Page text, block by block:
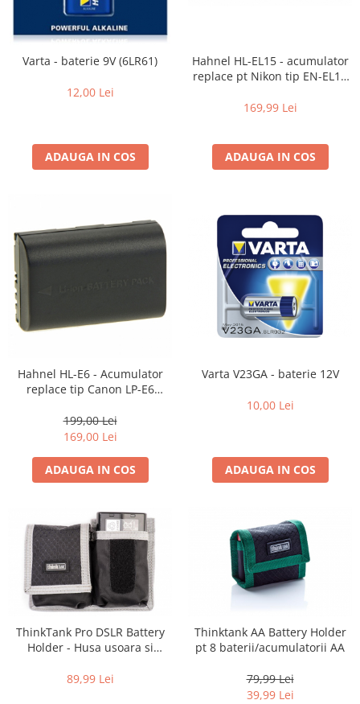
Declansatoare Radio si Infrarosu
Huse si genti pentru studio
Becuri si lampa blitz studio
Imprimante si Consumabile
Cartuse si cerneluri
Scannere Documente
Hartie foto
Filme foto si scanere film
Materiale foto alb-negru
Aparate foto unica folosinta
Chimicale developare film alb-
negru
diapozitive late 120mm color
negative 35mm alb-negru
negative 35mm color
negative late 120mm color
Scanere Film
Binocluri, Lupe si Telescoape
Binocluri
Lunete
Accesorii pentru Lunete si
Varta - baterie 9V (6LR61)
12,00 Lei
ADAUGA IN COS
Hahnel HL-EL15 - acumulator
replace pt Nikon tip EN-EL15
169,99 Lei
ADAUGA IN COS
Hahnel HL-E6 - Acumulator
replace tip Canon LP-E6
199,00 Lei
169,00 Lei
ADAUGA IN COS
Varta V23GA - baterie 12V
10,00 Lei
ADAUGA IN COS
ThinkTank Pro DSLR Battery
Holder - Husa usoara si
acumulatori - Gri cu Negru
89,99 Lei
Thinktank AA Battery Holder
pt 8 baterii/acumulatorii AA
79,99 Lei
39,99 Lei